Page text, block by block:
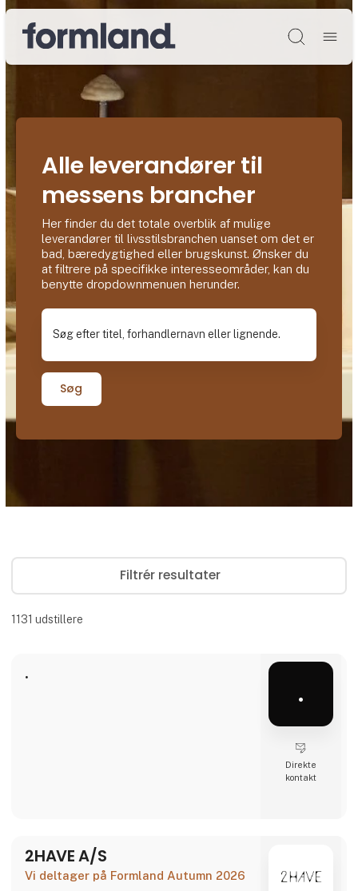
Søg
Alle leverandører til
messens brancher
Her finder du det totale overblik af mulige
leverandører til livsstilsbranchen uanset om det er
bad, bæredygtighed eller brugskunst. Ønsker du
at filtrere på specifikke interesseområder, kan du
benytte dropdownmenuen herunder.
Søg efter titel, forhandlernavn eller lignende.
Søg
Filtrér resultater
1131 udstillere
.
.
Direkte
kontakt
2HAVE A/S
Vi deltager på Formland Autumn 2026